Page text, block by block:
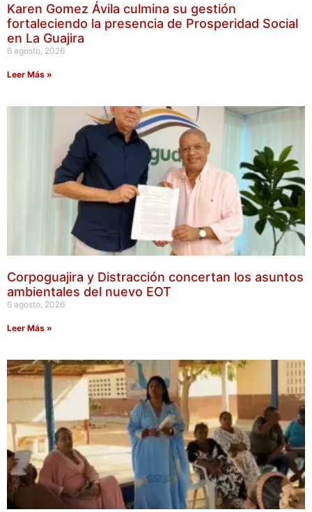
Karen Gomez Ávila culmina su gestión
fortaleciendo la presencia de Prosperidad Social
en La Guajira
6 agosto, 2026
Leer Más »
Corpoguajira y Distracción concertan los asuntos
ambientales del nuevo EOT
6 agosto, 2026
Leer Más »